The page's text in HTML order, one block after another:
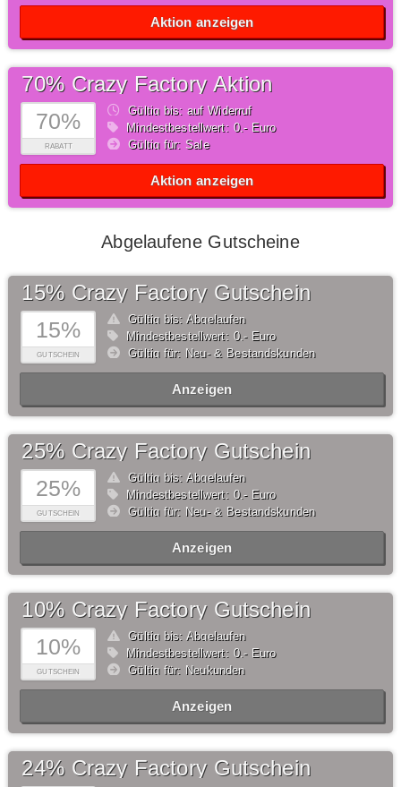
Aktion anzeigen
70%
RABATT
70% Crazy Factory Aktion
Gültig bis: auf Widerruf
Mindestbestellwert: 0,- Euro
Gültig für: Sale
Aktion anzeigen
Abgelaufene Gutscheine
15%
GUTSCHEIN
15% Crazy Factory Gutschein
Gültig bis: Abgelaufen
Mindestbestellwert: 0,- Euro
Gültig für: Neu- & Bestandskunden
Anzeigen
25%
GUTSCHEIN
25% Crazy Factory Gutschein
Gültig bis: Abgelaufen
Mindestbestellwert: 0,- Euro
Gültig für: Neu- & Bestandskunden
Anzeigen
10%
GUTSCHEIN
10% Crazy Factory Gutschein
Gültig bis: Abgelaufen
Mindestbestellwert: 0,- Euro
Gültig für: Neukunden
Anzeigen
24% Crazy Factory Gutschein